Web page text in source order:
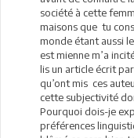
société à cette
maisons que tu
monde étant aussi
est mienne m’a
lis un article écrit
qu’ont mis ces
cette subjectivité
Pourquoi dois-je
préférences